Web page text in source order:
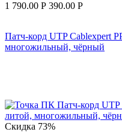
1 790.00 Р 390.00 Р
Патч-корд UTP Cablexpert
многожильный, чёрный
Скидка 73%